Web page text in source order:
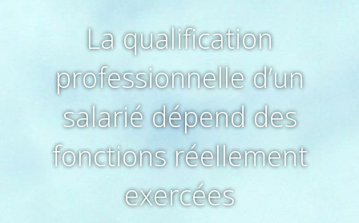
La qualification
professionnelle d’un
salarié dépend des
fonctions réellement
exercées